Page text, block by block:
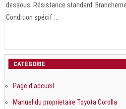
dessous. Résistance standard:
Condition spécif ...
CATEGORIE
Page d'accueil
Manuel du proprietaire Toyota Corolla